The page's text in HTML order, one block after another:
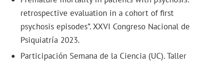
retrospective evaluation in a cohort of first
psychosis episodes”. XXVI Congreso Nacional de
Psiquiatría 2023.
Participación Semana de la Ciencia (UC). Taller